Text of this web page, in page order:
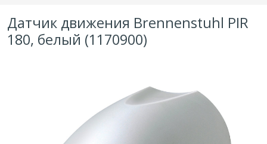
Датчик движения Brennenstuhl PIR
180, белый (1170900)